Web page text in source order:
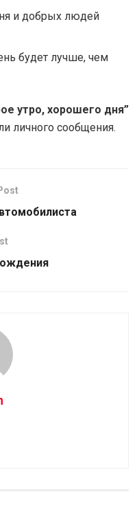
и добрых людей
будет лучше, чем
утро, хорошего дня”
личного сообщения.